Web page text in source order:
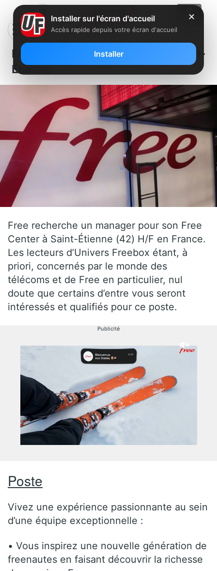
Free recherche un conseiller à Saint-
Étienne
Free recherche un manager pour son Free
Center à Saint-Étienne (42) H/F en France.
Les lecteurs d’Univers Freebox étant, à
priori, concernés par le monde des
télécoms et de Free en particulier, nul
doute que certains d’entre vous seront
intéressés et qualifiés pour ce poste.
Publicité
Poste
Vivez une expérience passionnante au sein
d’une équipe exceptionnelle :
• Vous inspirez une nouvelle génération de
freenautes en faisant découvrir la richesse
✕
Installer sur l'écran d'accueil
Accès rapide depuis votre écran d'accueil
Installer